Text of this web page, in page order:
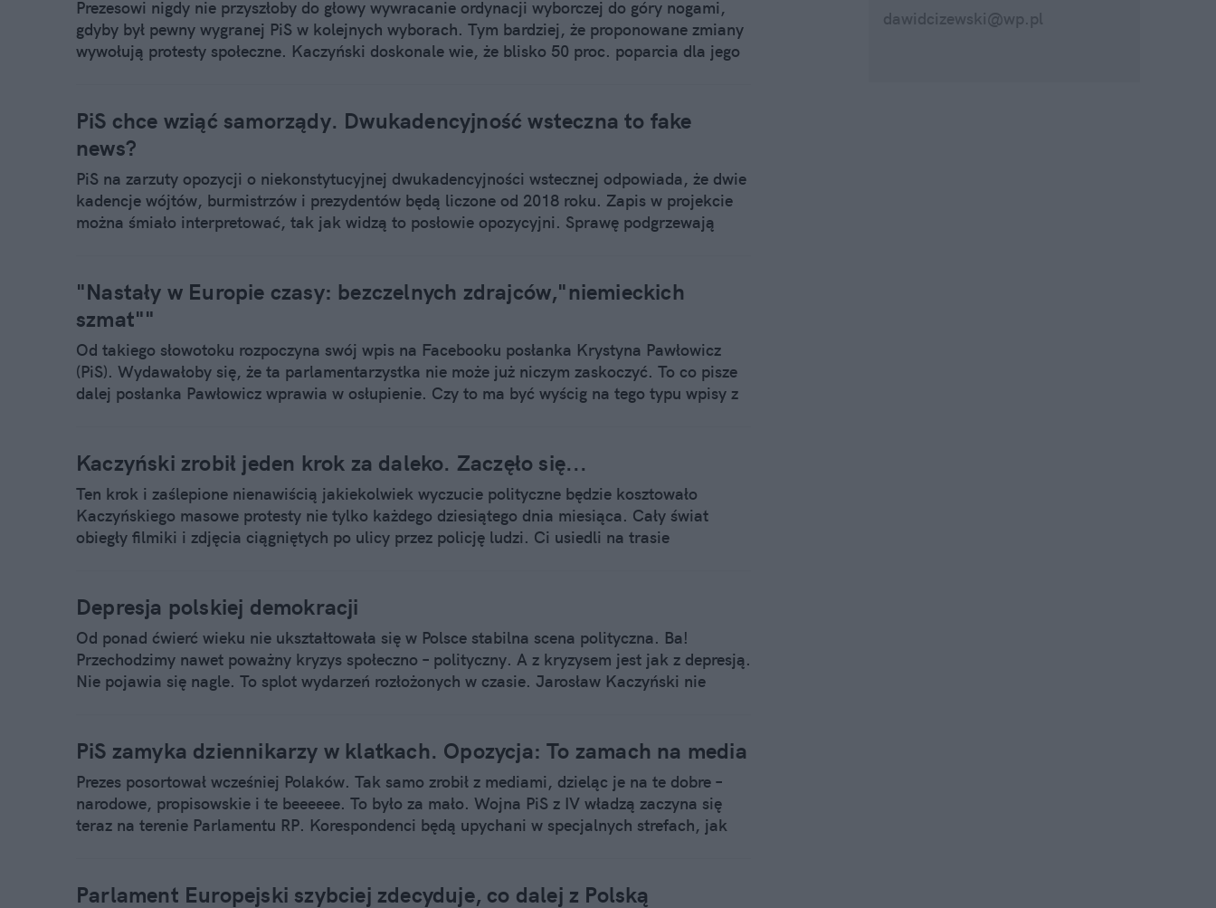
Prezesowi nigdy nie przyszłoby do głowy wywracanie ordynacji wyborczej do góry nogami,
gdyby był pewny wygranej PiS w kolejnych wyborach. Tym bardziej, że proponowane zmiany
wywołują protesty społeczne. Kaczyński doskonale wie, że blisko 50 proc. poparcia dla jego
PiS chce wziąć samorządy. Dwukadencyjność wsteczna to fake
news?
PiS na zarzuty opozycji o niekonstytucyjnej dwukadencyjności wstecznej odpowiada, że dwie
kadencje wójtów, burmistrzów i prezydentów będą liczone od 2018 roku. Zapis w projekcie
można śmiało interpretować, tak jak widzą to posłowie opozycyjni. Sprawę podgrzewają
miastach, a to właśnie wygrane wybory samorządowe mają być rozgrzewką przed walką o
parlament.
"Nastały w Europie czasy: bezczelnych zdrajców,"niemieckich
szmat""
Od takiego słowotoku rozpoczyna swój wpis na Facebooku posłanka Krystyna Pawłowicz
(PiS). Wydawałoby się, że ta parlamentarzystka nie może już niczym zaskoczyć. To co pisze
dalej posłanka Pawłowicz wprawia w osłupienie. Czy to ma być wyścig na tego typu wpisy z
Kaczyński zrobił jeden krok za daleko. Zaczęło się...
Ten krok i zaślepione nienawiścią jakiekolwiek wyczucie polityczne będzie kosztowało
Kaczyńskiego masowe protesty nie tylko każdego dziesiątego dnia miesiąca. Cały świat
obiegły filmiki i zdjęcia ciągniętych po ulicy przez policję ludzi. Ci usiedli na trasie
dzielenia Polaków. Zatrzymanie m.in. Władysława Frasyniuka - legendy podziemnej
"Solidarności" z czasów PRL, tylko wzmocni ten przekaz, a wkrótce doprowadzi do tragedii.
A winny temu będzie jeden mściwy człowiek chory na władzę.
Depresja polskiej demokracji
Od ponad ćwierć wieku nie ukształtowała się w Polsce stabilna scena polityczna. Ba!
Przechodzimy nawet poważny kryzys społeczno – polityczny. A z kryzysem jest jak z depresją.
Nie pojawia się nagle. To splot wydarzeń rozłożonych w czasie. Jarosław Kaczyński nie
demoluje dzisiaj Polskę?
PiS zamyka dziennikarzy w klatkach. Opozycja: To zamach na media
Prezes posortował wcześniej Polaków. Tak samo zrobił z mediami, dzieląc je na te dobre –
narodowe, propisowskie i te beeeeee. To było za mało. Wojna PiS z IV władzą zaczyna się
teraz na terenie Parlamentu RP. Korespondenci będą upychani w specjalnych strefach, jak
Parlament Europejski szybciej zdecyduje, co dalej z Polską
dawidcizewski@wp.pl